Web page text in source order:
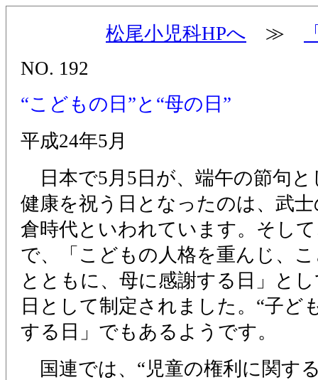
松尾小児科HPへ ≫
NO. 192
“こどもの日”と“母の日”
平成24年5月
日本で5月5日が、端午の節句と
健康を祝う日となったのは、武
倉時代といわれています。そし
で、「こどもの人格を重んじ、
とともに、母に感謝する日」と
日として制定されました。“子ど
する日」でもあるようです。
国連では、“児童の権利に関す